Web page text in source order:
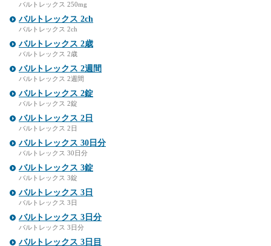
バルトレックス 250mg
バルトレックス 2ch
バルトレックス 2ch
バルトレックス 2歳
バルトレックス 2歳
バルトレックス 2週間
バルトレックス 2週間
バルトレックス 2錠
バルトレックス 2錠
バルトレックス 2日
バルトレックス 2日
バルトレックス 30日分
バルトレックス 30日分
バルトレックス 3錠
バルトレックス 3錠
バルトレックス 3日
バルトレックス 3日
バルトレックス 3日分
バルトレックス 3日分
バルトレックス 3日目